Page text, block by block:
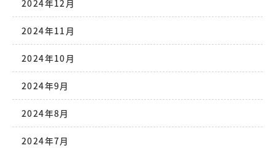
2024年12月
2024年11月
2024年10月
2024年9月
2024年8月
2024年7月